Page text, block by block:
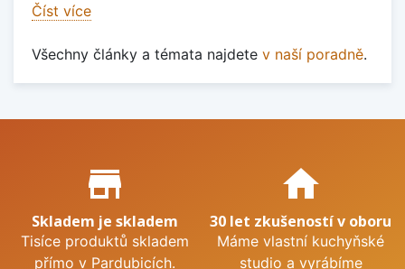
Číst více
Všechny články a témata najdete v naší poradně.
Proč nakupovat u nás?
store_mall_directory
Skladem je skladem
Tisíce produktů skladem
přímo v Pardubicích.
home
30 let zkušeností v oboru
Máme vlastní kuchyňské
studio a vyrábíme